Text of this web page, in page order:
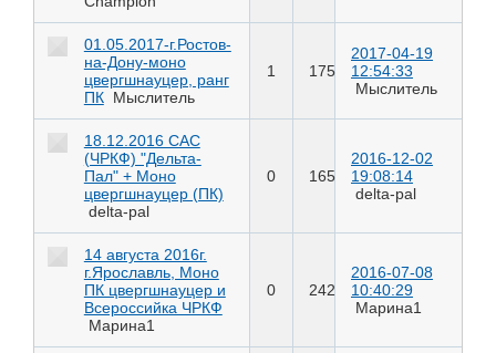
01.05.2017-г.Ростов-
на-Дону-моно
цвергшнауцер, ранг
ПК Мыслитель
1 175
2017-04-19
12:54:33
Мыслитель
18.12.2016 САС
(ЧРКФ) "Дельта-
Пал" + Моно
цвергшнауцер (ПК)
delta-pal
0 165
2016-12-02
19:08:14
delta-pal
14 августа 2016г.
г.Ярославль, Моно
ПК цвергшнауцер и
Всероссийка ЧРКФ
Марина1
0 242
2016-07-08
10:40:29
Марина1